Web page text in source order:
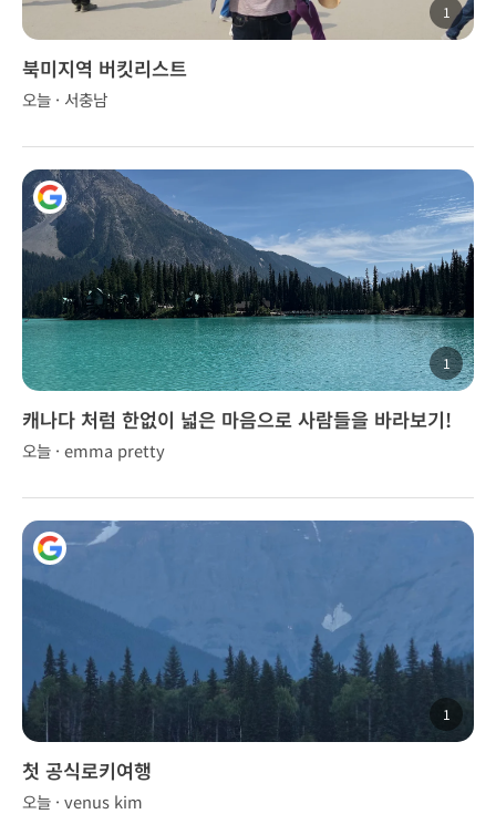
1
북미지역 버킷리스트
오늘 · 서충남
1
캐나다 처럼 한없이 넓은 마음으로 사람들을 바라보기!
오늘 · emma pretty
1
첫 공식로키여행
오늘 · venus kim